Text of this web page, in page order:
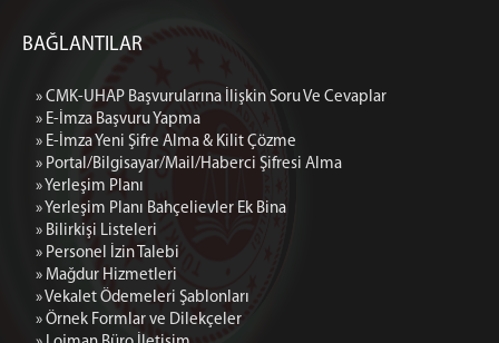
Hakim İşlemleri Bürosu
UYAP & Sınav İşlemleri Bürosu
Yetkilendirme İşlemleri Bürosu
Cezaevi İşlemleri Bürosu
Disiplin İşlemleri Bürosu
Staj İşlemleri Bürosu
BİLGİ İŞLEM MÜD.
Bilgi İşlem Müdürlüğü
VPN Kullanma Talimatı
BAĞLANTILAR
» CMK-UHAP Başvurularına İlişkin Soru Ve Cevaplar
» E-İmza Başvuru Yapma
» E-İmza Yeni Şifre Alma & Kilit Çözme
» Portal/Bilgisayar/Mail/Haberci Şifresi Alma
» Yerleşim Planı
» Yerleşim Planı Bahçelievler Ek Bina
» Bilirkişi Listeleri
» Personel İzin Talebi
» Mağdur Hizmetleri
» Vekalet Ödemeleri Şablonları
» Örnek Formlar ve Dilekçeler